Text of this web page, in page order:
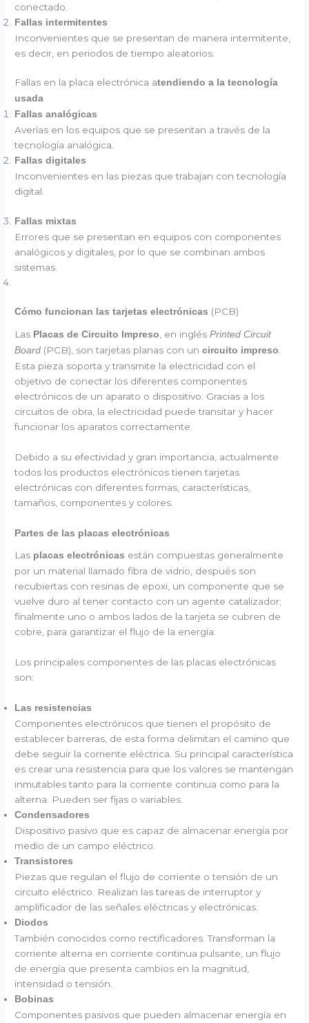
conectado.
Fallas intermitentes
Inconvenientes que se presentan de manera intermitente,
es decir, en periodos de tiempo aleatorios.
Fallas en la placa electrónica atendiendo a la tecnología
usada
Fallas analógicas
Averías en los equipos que se presentan a través de la
tecnología analógica.
Fallas digitales
Inconvenientes en las piezas que trabajan con tecnología
digital.
Fallas mixtas
Errores que se presentan en equipos con componentes
analógicos y digitales, por lo que se combinan ambos
sistemas.
Cómo funcionan las tarjetas electrónicas (PCB)
Las Placas de Circuito Impreso , en inglésPrinted Circuit
Board (PCB), son tarjetas planas con uncircuito impreso
Esta pieza soporta y transmite la electricidad con el
objetivo de conectar los diferentes componentes
electrónicos de un aparato o dispositivo. Gracias a los
circuitos de obra, la electricidad puede transitar y hacer
funcionar los aparatos correctamente.
Debido a su efectividad y gran importancia, actualmente
todos los productos electrónicos tienen tarjetas
electrónicas con diferentes formas, características,
tamaños, componentes y colores.
Partes de las placas electrónicas
Las placas electrónicas están compuestas generalmente
por un material llamado fibra de vidrio, después son
recubiertas con resinas de epoxi, un componente que se
vuelve duro al tener contacto con un agente catalizador;
finalmente uno o ambos lados de la tarjeta se cubren de
cobre, para garantizar el flujo de la energía.
Los principales componentes de las placas electrónicas
son:
Las resistencias
Componentes electrónicos que tienen el propósito de
establecer barreras, de esta forma delimitan el camino que
debe seguir la corriente eléctrica. Su principal característica
es crear una resistencia para que los valores se mantengan
inmutables tanto para la corriente continua como para la
alterna. Pueden ser fijas o variables.
Condensadores
Dispositivo pasivo que es capaz de almacenar energía por
medio de un campo eléctrico.
Transistores
Piezas que regulan el flujo de corriente o tensión de un
circuito eléctrico. Realizan las tareas de interruptor y
amplificador de las señales eléctricas y electrónicas.
Diodos
También conocidos como rectificadores. Transforman la
corriente alterna en corriente continua pulsante, un flujo
de energía que presenta cambios en la magnitud,
intensidad o tensión.
Bobinas
Componentes pasivos que pueden almacenar energía en